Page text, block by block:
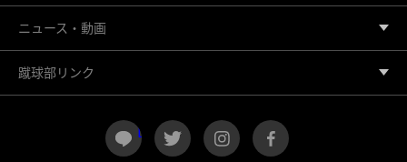
LINE twitter instagram
ニュース・動画
蹴球部リンク